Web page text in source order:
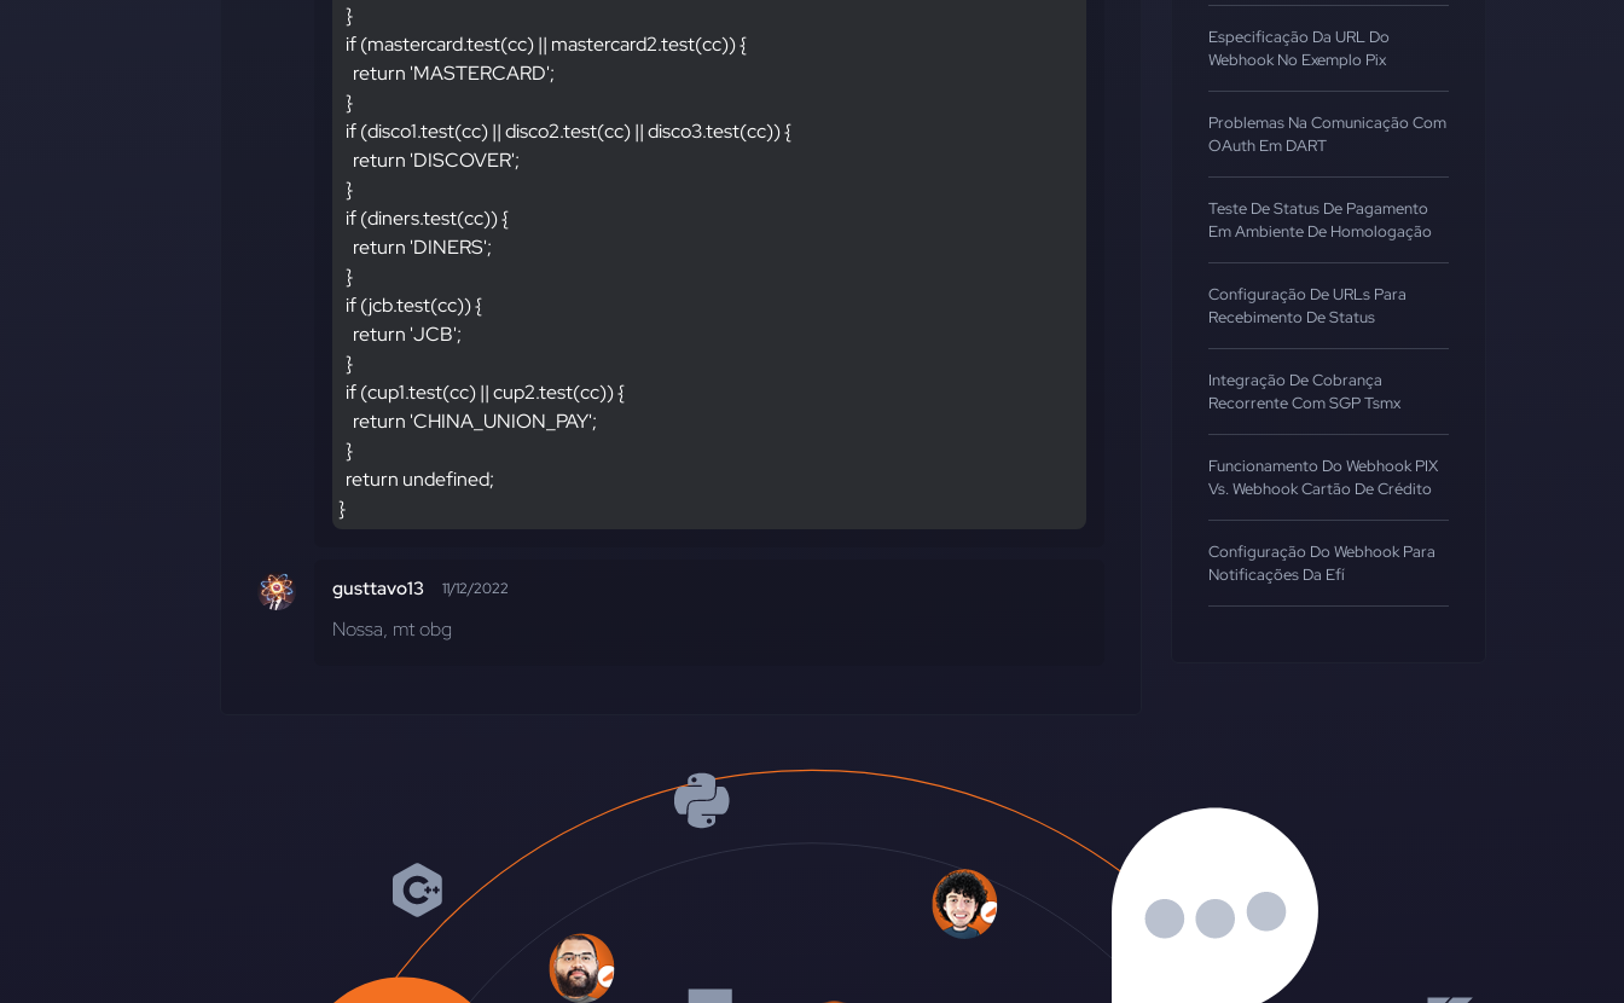
  }
  if (mastercard.test(cc) || mastercard2.test(cc)) {
    return 'MASTERCARD';
  }
  if (disco1.test(cc) || disco2.test(cc) || disco3.test(cc)) {
    return 'DISCOVER';
  }
  if (diners.test(cc)) {
    return 'DINERS';
  }
  if (jcb.test(cc)) {
    return 'JCB';
  }
  if (cup1.test(cc) || cup2.test(cc)) {
    return 'CHINA_UNION_PAY';
  }
  return undefined;
}
gusttavo13 11/12/2022
Nossa, mt obg
Especificação Da URL Do
Webhook No Exemplo Pix
Problemas Na Comunicação Com
OAuth Em DART
Teste De Status De Pagamento
Em Ambiente De Homologação
Configuração De URLs Para
Recebimento De Status
Integração De Cobrança
Recorrente Com SGP Tsmx
Funcionamento Do Webhook PIX
Vs. Webhook Cartão De Crédito
Configuração Do Webhook Para
Notificações Da Efí